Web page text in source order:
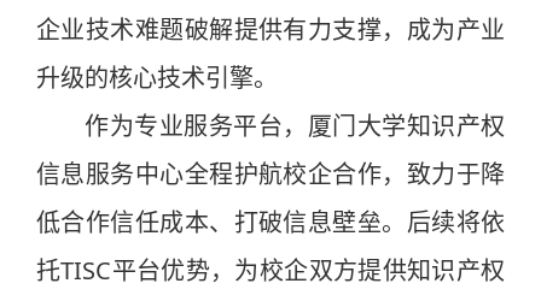
企业技术难题破解提供有力支撑，成为产业
升级的核心技术引擎。
作为专业服务平台，厦门大学知识产权
信息服务中心全程护航校企合作，致力于降
低合作信任成本、打破信息壁垒。后续将依
托TISC平台优势，为校企双方提供知识产权